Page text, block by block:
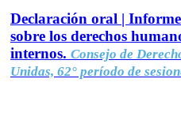
Declaración oral |
sobre los derechos
internos. Consejo de
Unidas, 62° período de